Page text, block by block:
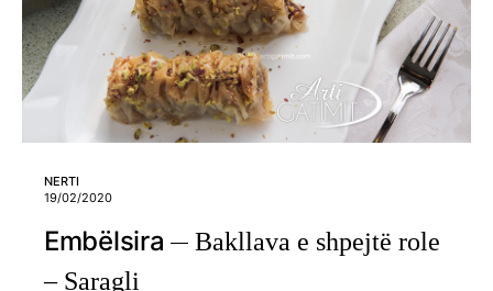
NERTI
19/02/2020
Embëlsira
Bakllava e shpejtë role
– Saragli